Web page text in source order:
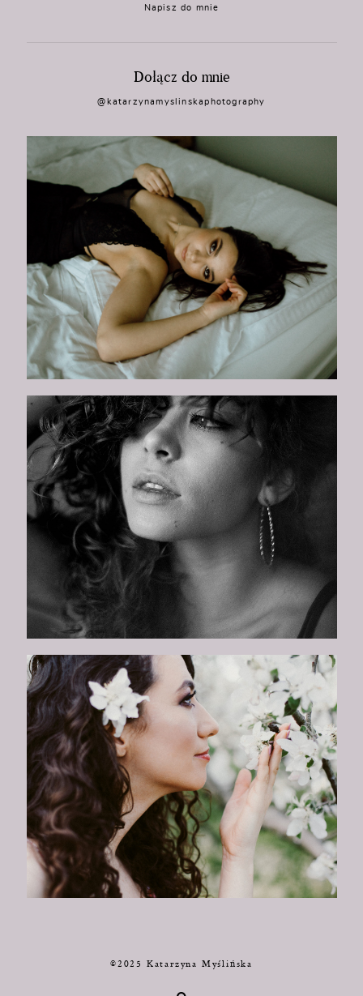
Napisz do mnie
Dołącz do mnie
@katarzynamyslinskaphotography
©2025 Katarzyna Myślińska